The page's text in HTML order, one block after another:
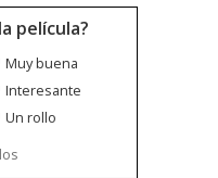
película?
Muy buena
Interesante
Un rollo